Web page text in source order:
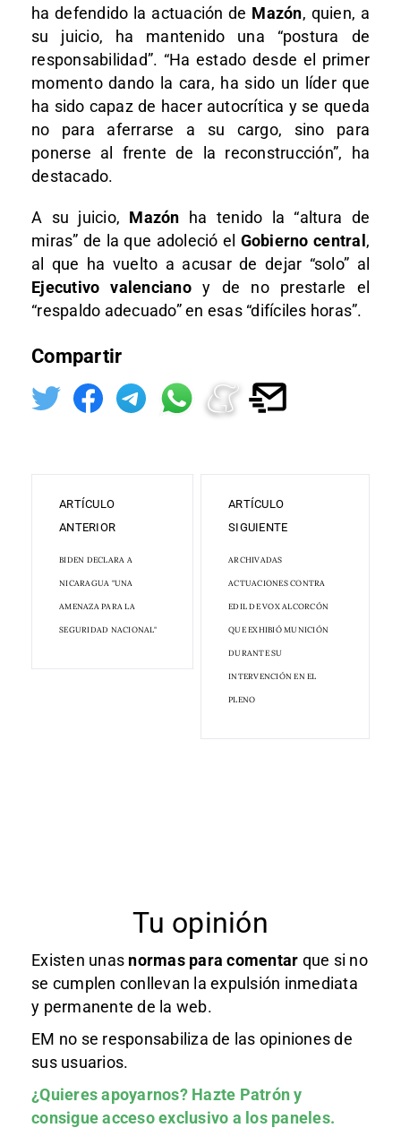
ha defendido la actuación de Mazón, quien, a
su juicio, ha mantenido una “postura de
responsabilidad”. “Ha estado desde el primer
momento dando la cara, ha sido un líder que
ha sido capaz de hacer autocrítica y se queda
no para aferrarse a su cargo, sino para
ponerse al frente de la reconstrucción”, ha
destacado.
A su juicio, Mazón ha tenido la “altura de
miras” de la que adoleció el Gobierno central ,
al que ha vuelto a acusar de dejar “solo” al
Ejecutivo valencianoy de no prestarle el
“respaldo adecuado” en esas “difíciles horas”.
Compartir
ARTÍCULO
ANTERIOR
BIDEN DECLARA A
NICARAGUA "UNA
AMENAZA PARA LA
SEGURIDAD NACIONAL"
ARTÍCULO
SIGUIENTE
ARCHIVADAS
ACTUACIONES CONTRA
EDIL DE VOX ALCORCÓN
QUE EXHIBIÓ MUNICIÓN
DURANTE SU
INTERVENCIÓN EN EL
PLENO
Tu opinión
Existen unas normas para comentar que si no
se cumplen conllevan la expulsión inmediata
y permanente de la web.
EM no se responsabiliza de las opiniones de
sus usuarios.
¿Quieres apoyarnos? Hazte Patróny
consigue acceso exclusivo a los paneles.